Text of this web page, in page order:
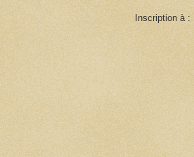
Inscription à :